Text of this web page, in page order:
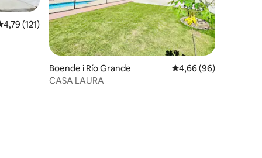
av 5 i genomsnittligt betyg, 121 omdömen
4,79 (121)
Boende i Río Grande 4,66 av 5 i
4,66 (96)
CASA LAURA